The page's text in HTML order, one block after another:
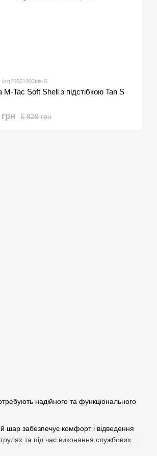
надійного та функціонального
шар забезпечує комфорт і відведення
та під час виконання службових
krg20501003bls-S
M-Tac Soft Shell з підстібкою Tan S
5 929 грн